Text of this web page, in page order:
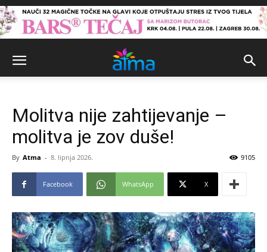
Molitva nije zahtijevanje –
molitva je zov duše!
By Atma - 8. lipnja 2026. 9105
Facebook WhatsApp X